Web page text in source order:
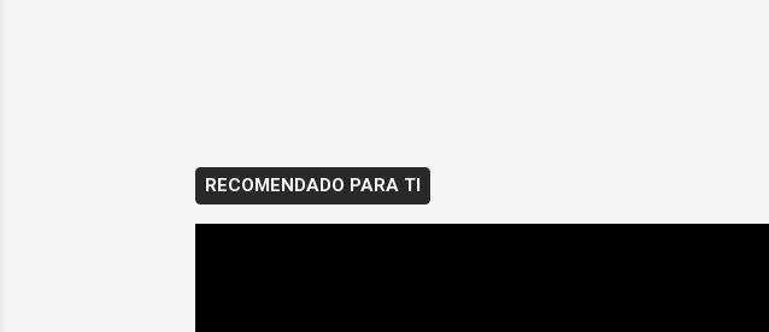
RECOMENDADO PARA TI